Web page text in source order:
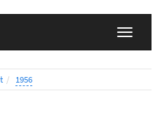
1956